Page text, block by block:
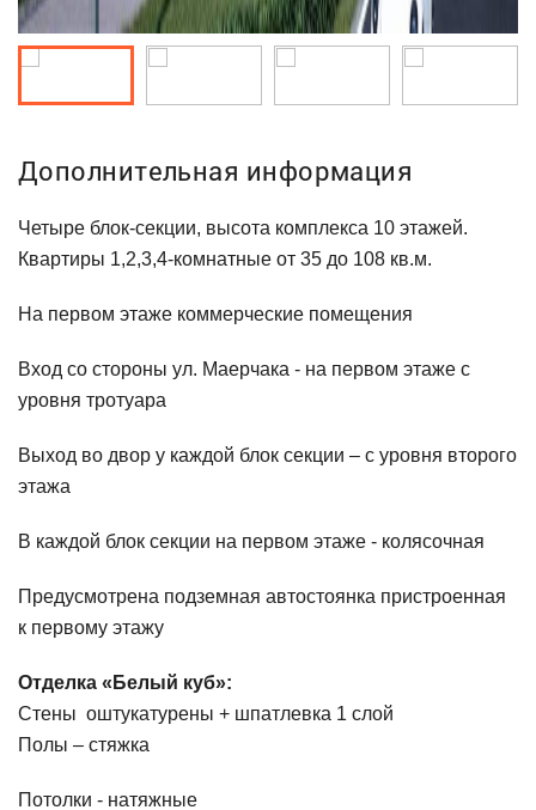
Дополнительная информация
Четыре блок-секции, высота комплекса 10 этажей.
Квартиры 1,2,3,4-комнатные от 35 до 108 кв.м.
На первом этаже коммерческие помещения
Вход со стороны ул. Маерчака - на первом этаже с
уровня тротуара
Выход во двор у каждой блок секции – с уровня второго
этажа
В каждой блок секции на первом этаже - колясочная
Предусмотрена подземная автостоянка пристроенная
к первому этажу
Отделка «Белый куб»:
Стены оштукатурены + шпатлевка 1 слой
Полы – стяжка
Потолки - натяжные